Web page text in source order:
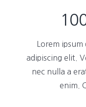
Lorem
adipiscing elit.
nec nulla a
enim.